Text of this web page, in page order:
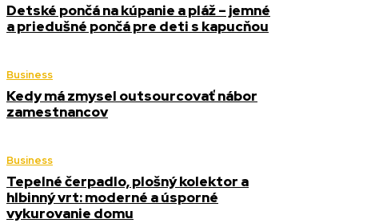
Detské pončá na kúpanie a pláž – jemné
a priedušné pončá pre deti s kapucňou
Business
Kedy má zmysel outsourcovať nábor
zamestnancov
Business
Tepelné čerpadlo, plošný kolektor a
hlbinný vrt: moderné a úsporné
vykurovanie domu